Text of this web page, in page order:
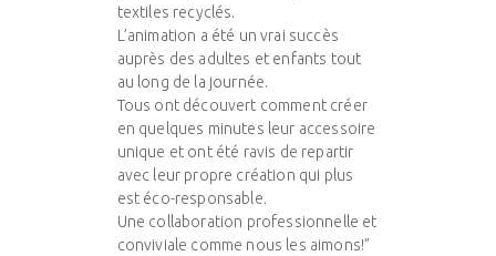
textiles recyclés.
L’animation a été un vrai succès
auprès des adultes et enfants tout
au long de la journée.
Tous ont découvert comment créer
en quelques minutes leur accessoire
unique et ont été ravis de repartir
avec leur propre création qui plus
est éco-responsable.
Une collaboration professionnelle et
conviviale comme nous les aimons!”